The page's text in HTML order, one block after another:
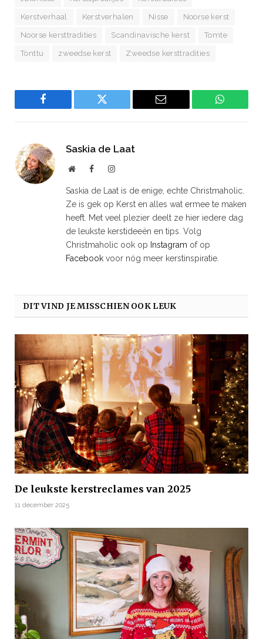
Kerstverhaal Kerstverhalen Nisse Noorse kerst
Noorse kersttradities Scandinavische kerst Tomte
Tonttu zweedse kerst Zweedse kersttradities
Facebook Twitter Email
Saskia de Laat
WebsiteFacebookInstagram
Saskia de Laat is de enige, echte Christmaholic.
Ze is gek op Kerst en alles wat ermee te maken
heeft. Met veel plezier deelt ze hier iedere dag
de leukste kerstideeën en tips. Volg
Christmaholic ook op Instagram of op
Facebook voor nóg meer kerstinspiratie.
DIT VIND JE MISSCHIEN OOK LEUK
De leukste kerstreclames van 2025
11 december 2025